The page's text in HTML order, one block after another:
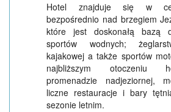
Hotel znajduje się w
bezpośrednio nad brzegiem
które jest doskonałą bazą
sportów wodnych;
kajakowej a także sportów
najbliższym otoczeniu
promenadzie nadjeziornej,
liczne restauracje i bary
sezonie letnim.